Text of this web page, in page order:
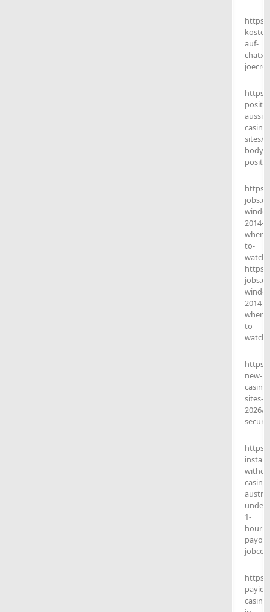
auf-
chatx/
aussie-
casino-
sites/
body-
2014-
where-
to-
watch
2014-
where-
to-
watch
new-
casino-
sites-
2026/
under-
1-
hour-
payid-